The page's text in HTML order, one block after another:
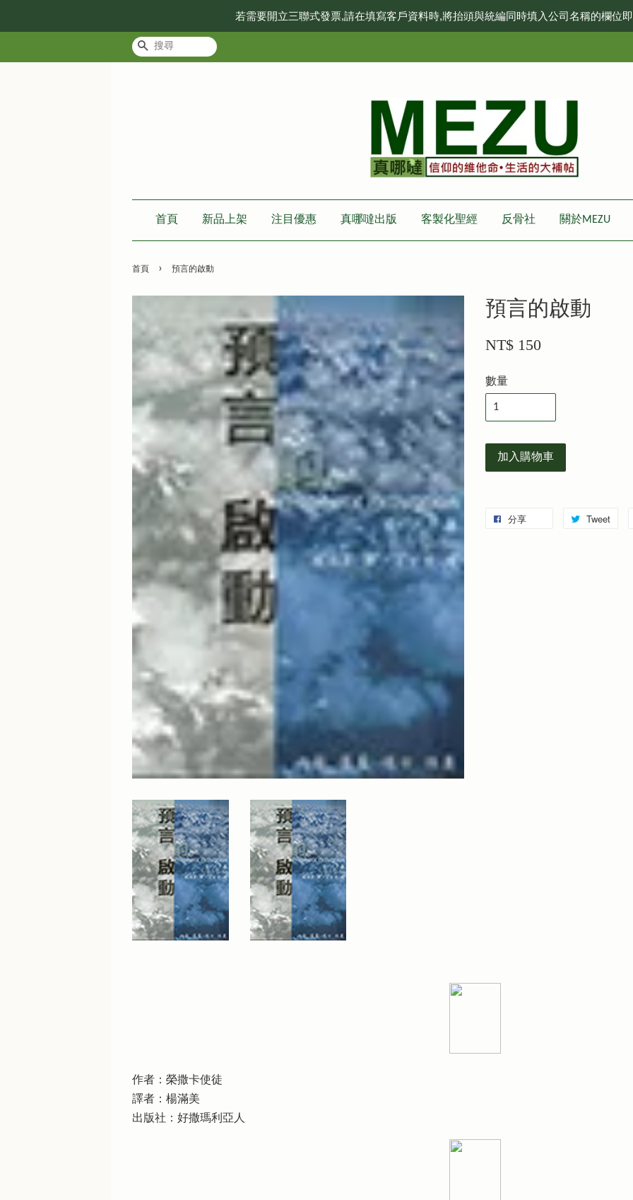
若需要開立三聯式發票,請在填寫客戶資料時,將抬頭與統編同時填入公司名稱的欄位
搜尋
首頁 新品上架 注目優惠 真哪噠出版 客製化聖經 反骨社 關於MEZU
首頁 › 預言的啟動
預言的啟動
NT$ 150
數量
加入購物車
分享 Tweet
作者：榮撒卡使徒
譯者：楊滿美
出版社：好撒瑪利亞人